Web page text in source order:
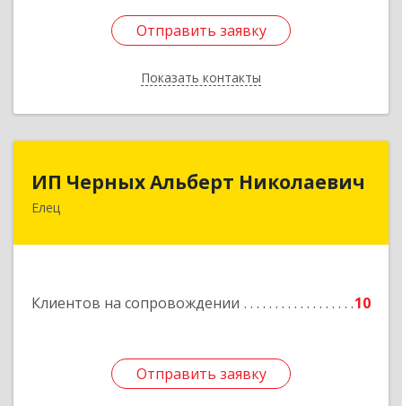
Отправить заявку
Показать контакты
Отправить заявку
Назад
ИП Черных Альберт Николаевич
Елец
Клиентов на сопровождении 10
Отправить заявку
ИП Черных Альберт Николаевич
399771, Липецкая обл, Елец г, Н.Гусевой ул, 56А
Отправить заявку